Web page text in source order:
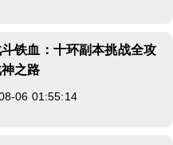
斗铁血：十环副本挑战全攻
之路
06 01:55:14